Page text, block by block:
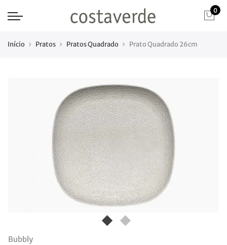
0
Início Pratos Pratos Quadrado Prato Quadrado 26cm
Bubbly